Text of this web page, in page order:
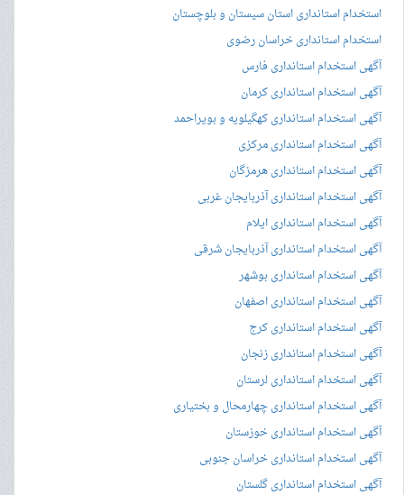
استخدام استانداری استان سیستان و بلوچستان
استخدام استانداری خراسان رضوی
آگهی استخدام استانداری فارس
آگهی استخدام استانداری کرمان
آگهی استخدام استانداری کهگیلویه و بویراحمد
آگهی استخدام استانداری مرکزی
آگهی استخدام استانداری هرمزگان
آگهی استخدام استانداری آذربایجان غربی
آگهی استخدام استانداری ایلام
آگهی استخدام استانداری آذربایجان شرقی
آگهی استخدام استانداری بوشهر
آگهی استخدام استانداری اصفهان
آگهی استخدام استانداری کرج
آگهی استخدام استانداری زنجان
آگهی استخدام استانداری لرستان
آگهی استخدام استانداری چهارمحال و بختیاری
آگهی استخدام استانداری خوزستان
آگهی استخدام استانداری خراسان جنوبی
آگهی استخدام استانداری گلستان